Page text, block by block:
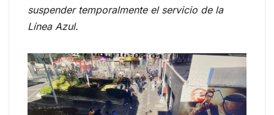
suspender temporalmente el servicio de la
Línea Azul.